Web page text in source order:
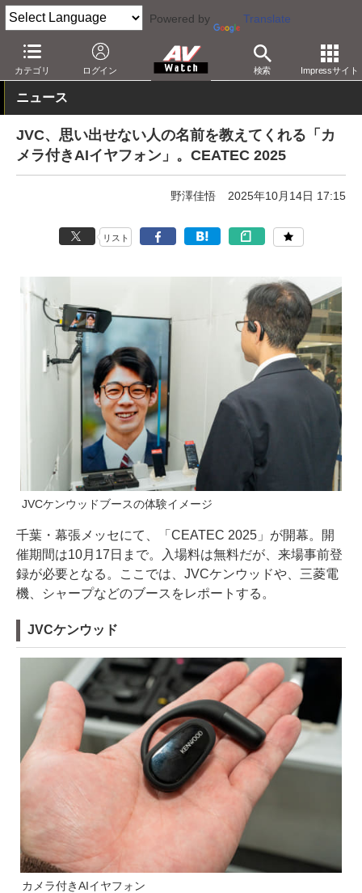
Powered by Translate
カテゴリ ログイン 検索 Impressサイト
AV Watch イベント CEATEC 2025
ニュース
JVC、思い出せない人の名前を教えてくれる「カ
メラ付きAIイヤフォン」。CEATEC 2025
野澤佳悟 2025年10月14日 17:15
リスト
JVCケンウッドブースの体験イメージ
千葉・幕張メッセにて、「CEATEC 2025」が開幕。開
催期間は10月17日まで。入場料は無料だが、来場事前登
録が必要となる。ここでは、JVCケンウッドや、三菱電
機、シャープなどのブースをレポートする。
JVCケンウッド
カメラ付きAIイヤフォン